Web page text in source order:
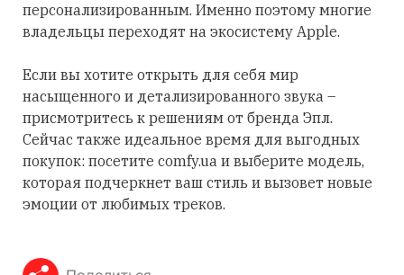
персонализированным. Именно поэтому многие
владельцы переходят на экосистему Apple.
Если вы хотите открыть для себя мир
насыщенного и детализированного звука –
присмотритесь к решениям от бренда Эпл.
Сейчас также идеальное время для выгодных
покупок: посетите comfy.ua и выберите модель,
которая подчеркнет ваш стиль и вызовет новые
эмоции от любимых треков.